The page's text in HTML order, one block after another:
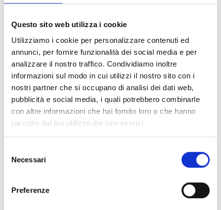
Questo sito web utilizza i cookie
Utilizziamo i cookie per personalizzare contenuti ed
annunci, per fornire funzionalità dei social media e per
analizzare il nostro traffico. Condividiamo inoltre
informazioni sul modo in cui utilizzi il nostro sito con i
nostri partner che si occupano di analisi dei dati web,
pubblicità e social media, i quali potrebbero combinarle
con altre informazioni che hai fornito loro o che hanno
raccolto dal tuo utilizzo dei loro servizi.
delNecessari
Preferenze
Dieses Produkt ist in folgenden
Ausführungen erhältlich
FPAMIAS-G